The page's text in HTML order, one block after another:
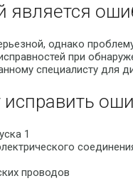
является
однако
при
специалисту для
1
проводов